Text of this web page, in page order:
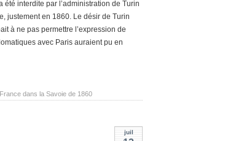
interdite par l’administration de Turin
justement en 1860. Le désir de Turin
à ne pas permettre l’expression de
avec Paris auraient pu en
dans la Savoie de 1860
juil